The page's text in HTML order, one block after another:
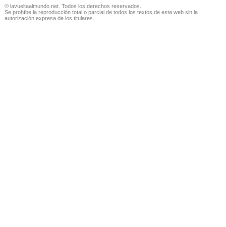
© lavueltaalmundo.net. Todos los derechos reservados.
Se prohíbe la reproducción total o parcial de todos los textos de esta web sin la
autorización expresa de los titulares.